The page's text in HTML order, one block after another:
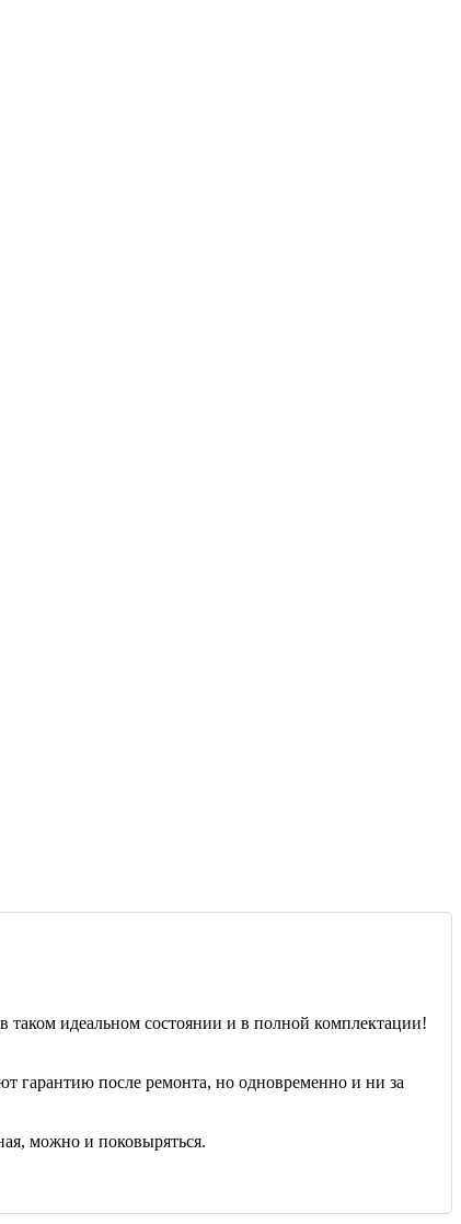
идеальном состоянии и в полной комплектации!
гарантию после ремонта, но одновременно и ни за
можно и поковыряться.